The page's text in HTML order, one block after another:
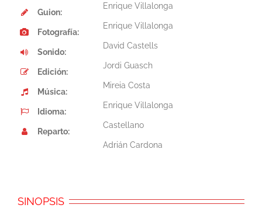
Guion:
Fotografía:
Sonido:
Edición:
Música:
Idioma:
Reparto:
Enrique Villalonga
Enrique Villalonga
David Castells
Jordi Guasch
Mireia Costa
Enrique Villalonga
Castellano
Adrián Cardona
SINOPSIS